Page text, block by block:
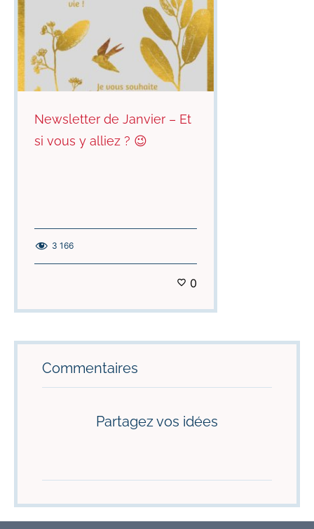
Newsletter de Janvier – Et
si vous y alliez ? 😉
3 166
0
Commentaires
Partagez vos idées